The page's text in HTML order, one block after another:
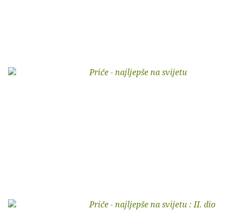
Priče - najljepše na svijetu
Priče - najljepše na svijetu : II. dio